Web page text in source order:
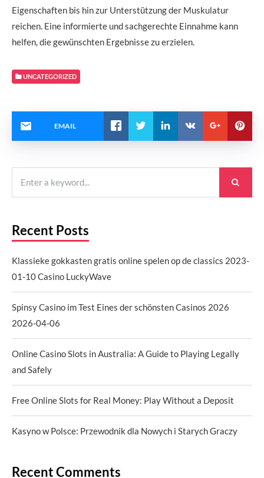
Eigenschaften bis hin zur Unterstützung der Muskulatur
reichen. Eine informierte und sachgerechte Einnahme kann
helfen, die gewünschten Ergebnisse zu erzielen.
UNCATEGORIZED
EMAIL
Recent Posts
Klassieke gokkasten gratis online spelen op de classics 2023-
01-10 Casino LuckyWave
Spinsy Casino im Test Eines der schönsten Casinos 2026
2026-04-06
Online Casino Slots in Australia: A Guide to Playing Legally
and Safely
Free Online Slots for Real Money: Play Without a Deposit
Kasyno w Polsce: Przewodnik dla Nowych i Starych Graczy
Recent Comments